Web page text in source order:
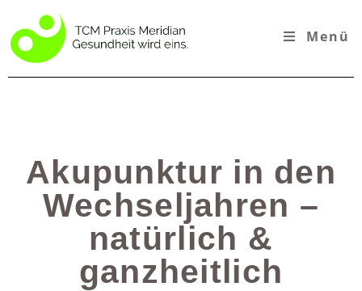
Menü
Akupunktur in den
Wechseljahren –
natürlich &
ganzheitlich